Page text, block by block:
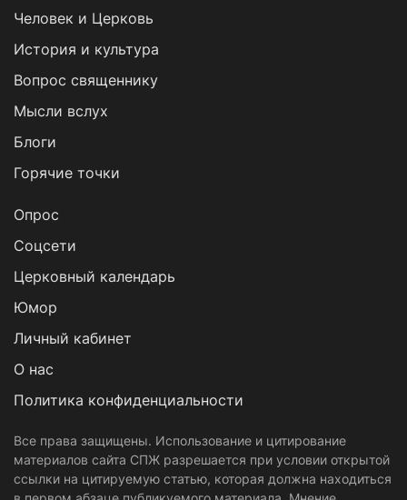
Человек и Церковь
История и культура
Вопрос священнику
Мысли вслух
Блоги
Горячие точки
Опрос
Cоцсети
Церковный календарь
Юмор
Личный кабинет
О нас
Политика конфиденциальности
Все права защищены. Использование и цитирование
материалов сайта СПЖ разрешается при условии открытой
ссылки на цитируемую статью, которая должна находиться